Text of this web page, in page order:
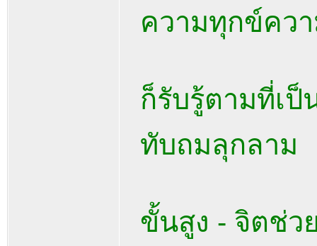
ความทุกข์คว
ก็รับรู้ตามที่เ
ทับถมลุกลาม
ขั้นสูง - จิตช่ว